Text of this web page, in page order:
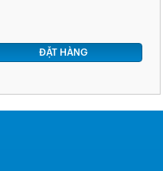
ĐẶT HÀNG